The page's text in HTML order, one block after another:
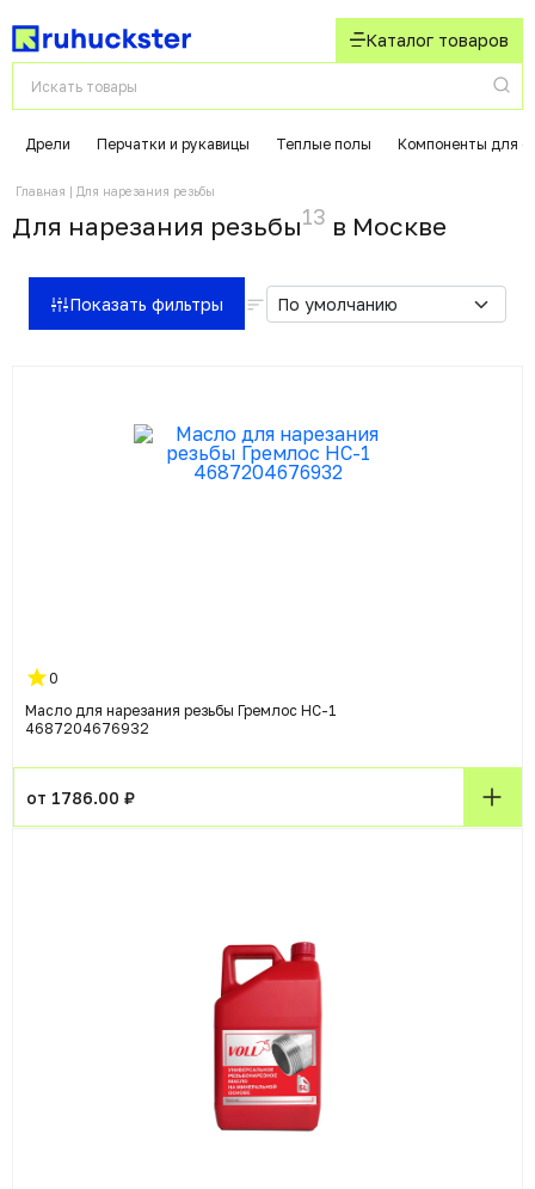
Каталог товаров
Дрели Перчатки и рукавицы Теплые полы Компоненты для
Главная Для нарезания резьбы
Для нарезания резьбы13 в Москвe
Показать фильтры
0
Масло для нарезания резьбы Гремлос HC-1
4687204676932
от 1786.00 ₽